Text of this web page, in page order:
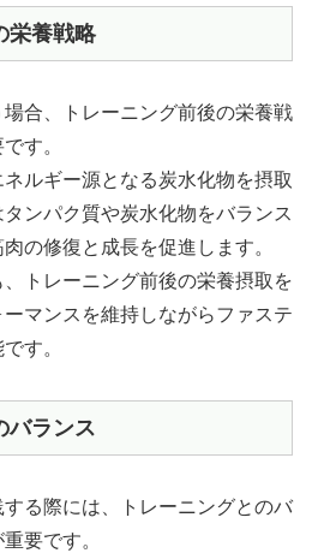
栄養戦略
合、トレーニング前後の栄養戦
す。
ルギー源となる炭水化物を摂取
ンパク質や炭水化物をバランス
の修復と成長を促進します。
トレーニング前後の栄養摂取を
マンスを維持しながらファステ
す。
バランス
る際には、トレーニングとのバ
要です。